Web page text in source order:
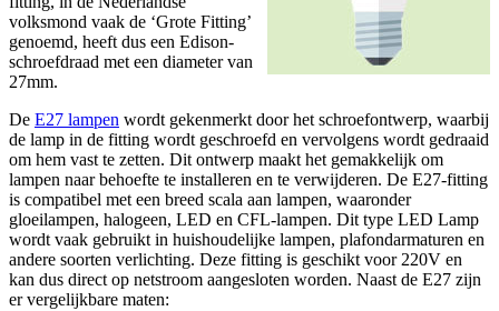
volksmond vaak de ‘Grote Fitting’
genoemd, heeft dus een Edison-
schroefdraad met een diameter van
27mm.
De E27 lampen wordt gekenmerkt door het schroefontwerp, waarbij
de lamp in de fitting wordt geschroefd en vervolgens wordt gedraaid
om hem vast te zetten. Dit ontwerp maakt het gemakkelijk om
lampen naar behoefte te installeren en te verwijderen. De E27-fitting
is compatibel met een breed scala aan lampen, waaronder
gloeilampen, halogeen, LED en CFL-lampen. Dit type LED Lamp
wordt vaak gebruikt in huishoudelijke lampen, plafondarmaturen en
andere soorten verlichting. Deze fitting is geschikt voor 220V en
kan dus direct op netstroom aangesloten worden. Naast de E27 zijn
er vergelijkbare maten: